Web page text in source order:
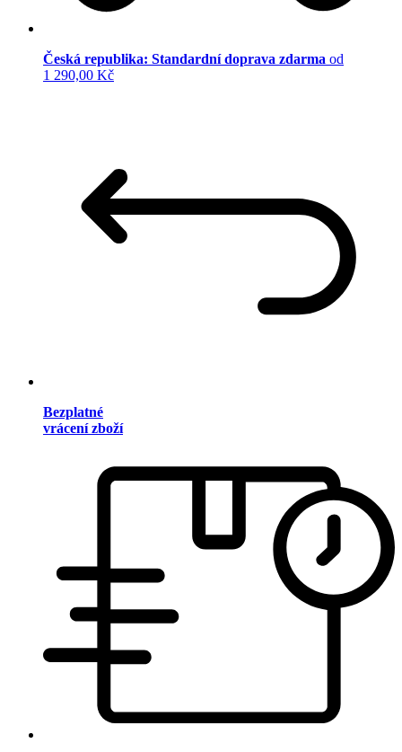
Česká republika: Standardní doprava zdarma od
1 290,00 Kč
Bezplatné
vrácení zboží